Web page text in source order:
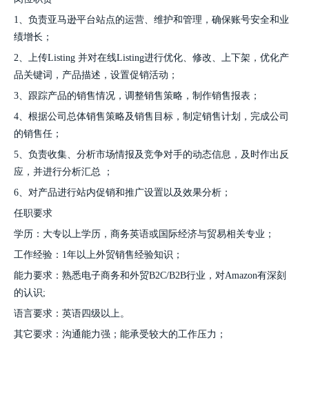
1、负责亚马逊平台站点的运营、维护和管理，确保账号安全和业
绩增长；
2、上传Listing 并对在线Listing进行优化、修改、上下架，优化产
品关键词，产品描述，设置促销活动；
3、跟踪产品的销售情况，调整销售策略，制作销售报表；
4、根据公司总体销售策略及销售目标，制定销售计划，完成公司
的销售任；
5、负责收集、分析市场情报及竞争对手的动态信息，及时作出反
应，并进行分析汇总 ；
6、对产品进行站内促销和推广设置以及效果分析；
任职要求
学历：大专以上学历，商务英语或国际经济与贸易相关专业；
工作经验：1年以上外贸销售经验知识；
能力要求：熟悉电子商务和外贸B2C/B2B行业，对Amazon有深刻
的认识;
语言要求：英语四级以上。
其它要求：沟通能力强；能承受较大的工作压力；